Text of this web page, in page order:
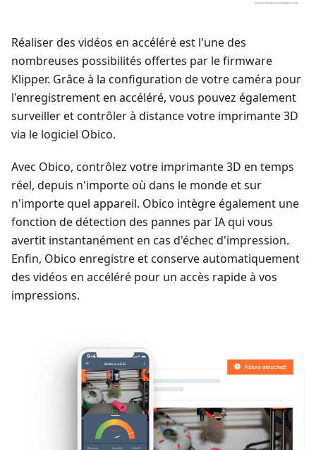
Réaliser des vidéos en accéléré est l'une des
nombreuses possibilités offertes par le firmware
Klipper. Grâce à la configuration de votre caméra pour
l'enregistrement en accéléré, vous pouvez également
surveiller et contrôler à distance votre imprimante 3D
via le logiciel Obico.
Avec Obico, contrôlez votre imprimante 3D en temps
réel, depuis n'importe où dans le monde et sur
n'importe quel appareil. Obico intègre également une
fonction de détection des pannes par IA qui vous
avertit instantanément en cas d'échec d'impression.
Enfin, Obico enregistre et conserve automatiquement
des vidéos en accéléré pour un accès rapide à vos
impressions.